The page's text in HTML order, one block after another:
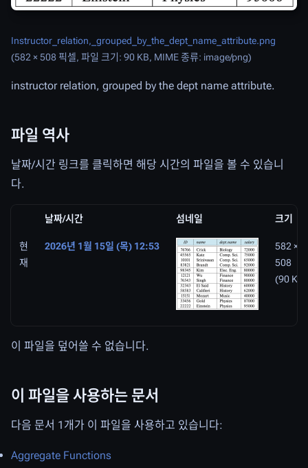
Instructor_relation,_grouped_by_the_dept_name_attribute.png
(582 × 508 픽셀, 파일 크기: 90 KB, MIME 종류: image/png)
instructor relation, grouped by the dept name attribute.
파일 역사
날짜/시간 링크를 클릭하면 해당 시간의 파일을 볼 수 있습니
다.
날짜/시간 섬네일 크기
현
재
2026년 1월 15일 (목) 12:53
582 ×
508
(90 KB)
이 파일을 덮어쓸 수 없습니다.
이 파일을 사용하는 문서
다음 문서 1개가 이 파일을 사용하고 있습니다:
Aggregate Functions